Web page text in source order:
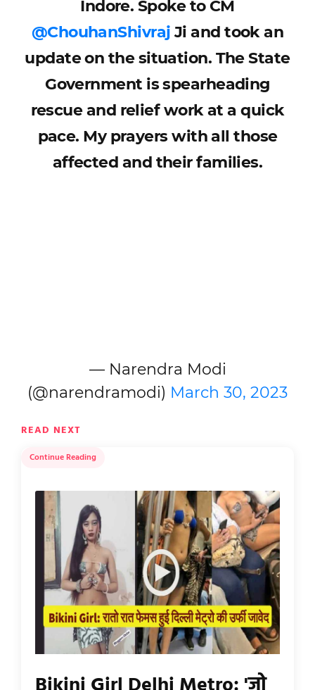
Indore. Spoke to CM
@ChouhanShivrajJi and took an
update on the situation. The State
Government is spearheading
rescue and relief work at a quick
pace. My prayers with all those
affected and their families.
— Narendra Modi
(@narendramodi) March 30, 2023
READ NEXT
Continue Reading